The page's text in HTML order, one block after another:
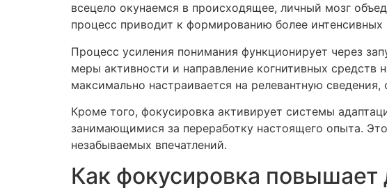
всецело окунаемся в происходящее, личный мозг
процесс приводит к формированию более
Процесс усиления понимания функционирует через
меры активности и направление когнитивных
максимально настраивается на релевантную
Кроме того, фокусировка активирует системы
занимающимися за переработку настоящего опыта.
незабываемых впечатлений.
Как фокусировка повышает